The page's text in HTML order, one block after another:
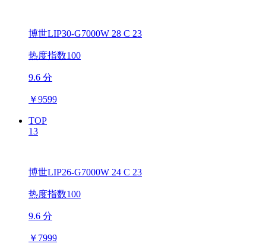
博世LIP30-G7000W 28 C 23
热度指数100
9.6 分
￥9599
TOP
13
博世LIP26-G7000W 24 C 23
热度指数100
9.6 分
￥ 7999